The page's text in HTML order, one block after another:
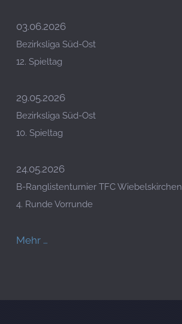
03.06.2026
Bezirksliga Süd-Ost
12. Spieltag
29.05.2026
Bezirksliga Süd-Ost
10. Spieltag
24.05.2026
B-Ranglistenturnier TFC Wiebelskirchen
4. Runde Vorrunde
Mehr …